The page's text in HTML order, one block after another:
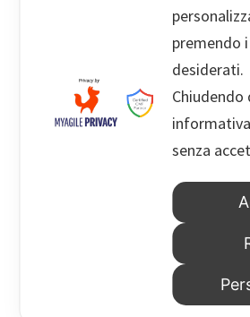
info@palermolegal.it
HACKED BY ANTONKILL
Droghe E Guida: Non
Positivo Per Sospendere
Tutela Del Debito.
Pagamento Da Società
premendo
desiderati.
Chiudendo
senza